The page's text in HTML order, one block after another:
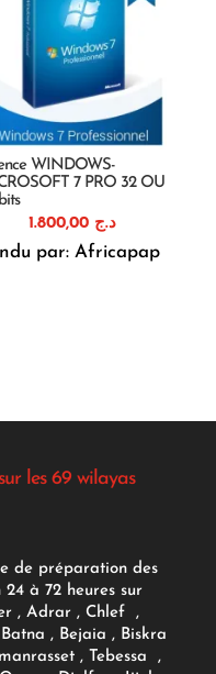
WINDOWS-
7 PRO 32 OU
د.ج
par: Africapap
les 69 wilayas
de préparation des
à 72 heures sur
, Adrar, Chlef ,
, Bejaia , Biskra
, Tebessa ,